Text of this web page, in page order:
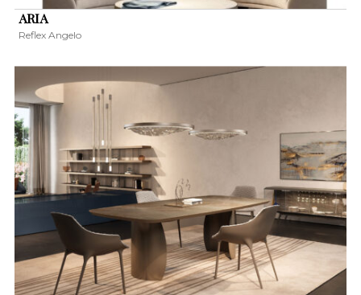
ARIA
Reflex Angelo